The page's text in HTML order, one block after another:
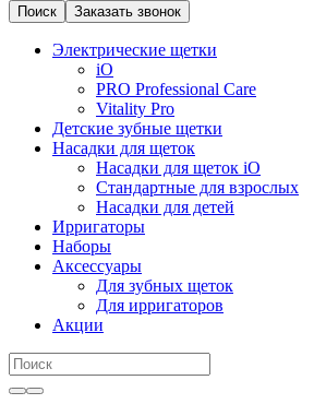
Поиск Заказать звонок
Электрические щетки
iO
PRO Professional Care
Vitality Pro
Детские зубные щетки
Насадки для щеток
Насадки для щеток iO
Стандартные для взрослых
Насадки для детей
Ирригаторы
Наборы
Аксессуары
Для зубных щеток
Для ирригаторов
Акции